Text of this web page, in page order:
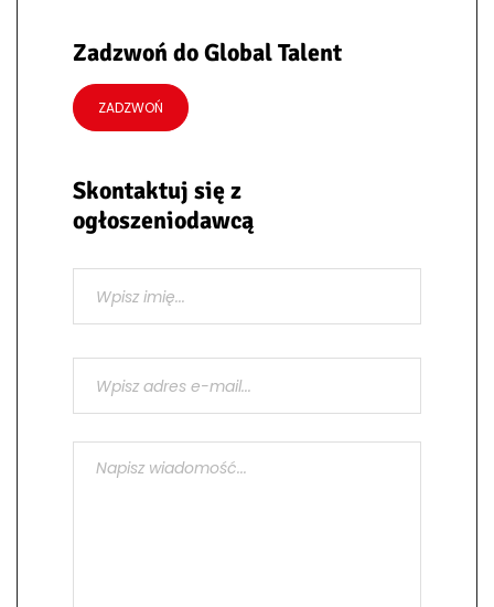
Zadzwoń do Global Talent
ZADZWOŃ
Skontaktuj się z
ogłoszeniodawcą